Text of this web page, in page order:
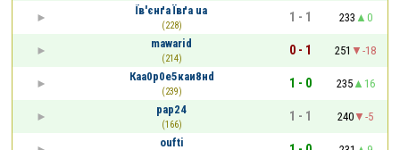
Їв'єнґа Ївґа ua
(228)
1 - 1 233
0
mawarid
(214)
0 - 1 251
-18
Кaа0р0е5кaи8нd
(239)
1 - 0 235
16
pap24
(166)
1 - 1 240
-5
oufti